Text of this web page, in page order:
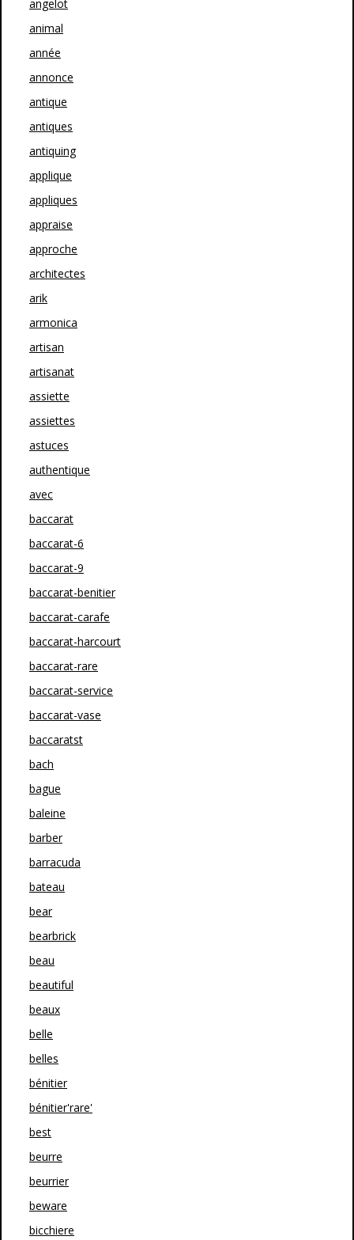
angelot
animal
année
annonce
antique
antiques
antiquing
applique
appliques
appraise
approche
architectes
arik
armonica
artisan
artisanat
assiette
assiettes
astuces
authentique
avec
baccarat
baccarat-6
baccarat-9
baccarat-benitier
baccarat-carafe
baccarat-harcourt
baccarat-rare
baccarat-service
baccarat-vase
baccaratst
bach
bague
baleine
barber
barracuda
bateau
bear
bearbrick
beau
beautiful
beaux
belle
belles
bénitier
bénitier'rare'
best
beurre
beurrier
beware
bicchiere